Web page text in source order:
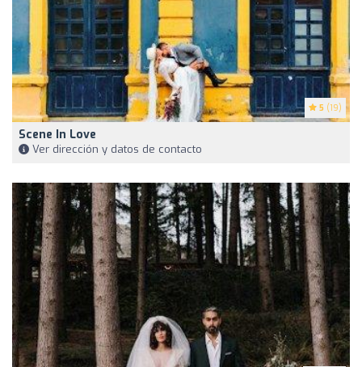
5 (19)
Scene In Love
Ver dirección y datos de contacto